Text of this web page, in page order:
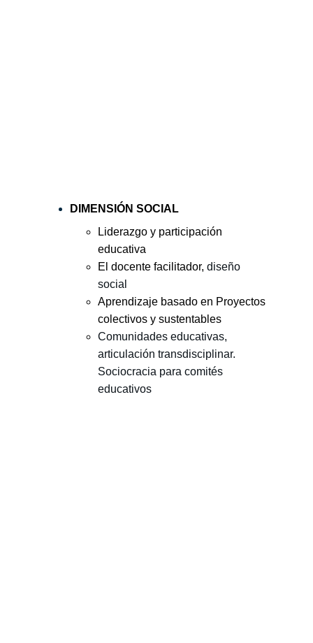
DIMENSIÓN SOCIAL
Liderazgo y participación
educativa
El docente facilitador, diseño
social
Aprendizaje basado en Proyectos
colectivos y sustentables
Comunidades educativas,
articulación transdisciplinar.
Sociocracia para comités
educativos